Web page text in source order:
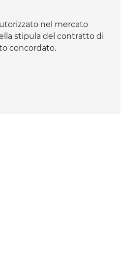
nel mercato
stipula del contratto di
concordato.